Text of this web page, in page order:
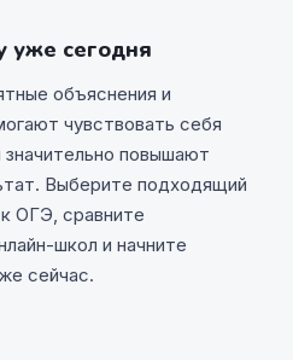
уже сегодня
объяснения и
чувствовать себя
повышают
Выберите подходящий
ОГЭ, сравните
школ и начните
сейчас.